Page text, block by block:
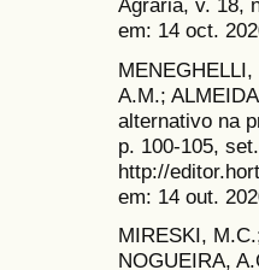
Agraria, v. 18,
em: 14 oct.
A.M.;
alternativo na
p. 100-105,
http://
em: 14 out.
MIRESKI,
NOGUEIRA,